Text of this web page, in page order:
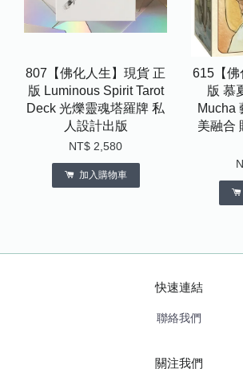
807【佛化人生】現貨 正
版 Luminous Spirit Tarot
Deck 光爍靈魂塔羅牌 私
人設計出版
NT$ 2,580
加入購物車
615【佛
版 慕
Mucha
美融合
快速連結
聯絡我們
關注我們